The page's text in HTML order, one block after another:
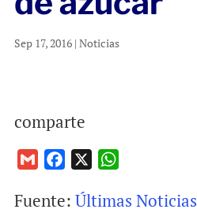
Sep 17, 2016| Noticias
comparte
a
c
a
Fuente: Últimas Noticias